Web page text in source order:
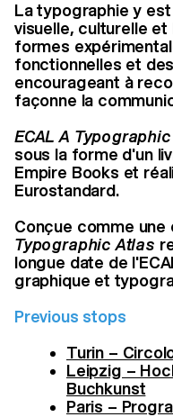
La typographie y
visuelle, culturelle et
formes
fonctionnelles et
encourageant à
façonne la
ECAL A
sous la forme d'un
Empire Books et
Eurostandard.
Conçue comme
Typographic Atlas
longue date de
graphique et
Previous stops
Turin –
Leipzig –
Buchkunst
Paris –